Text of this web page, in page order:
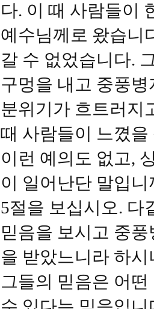
다. 이 때 사람들이
예수님께로 왔습니
갈 수 없었습니다.
구멍을 내고 중풍
분위기가 흐트러지
때 사람들이 느꼈을
이런 예의도 없고,
이 일어난단 말입니
5절을 보십시오. 다
믿음을 보시고 중
을 받았느니라 하
그들의 믿음은 어